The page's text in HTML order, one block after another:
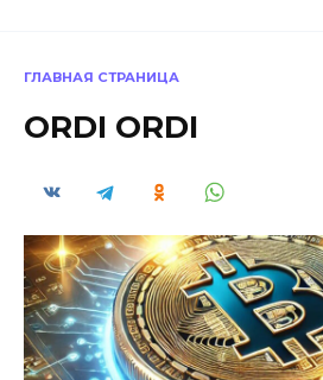
ГЛАВНАЯ СТРАНИЦА
ORDI ORDI